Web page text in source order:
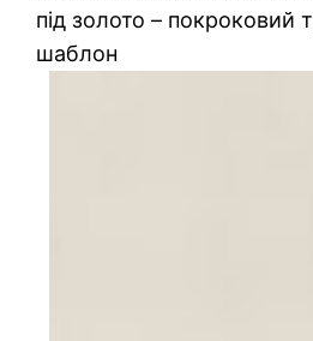
під золото – покроковий
шаблон